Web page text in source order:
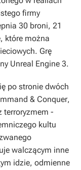
firmy
30 broni, 21
które można
Grę
Unreal Engine 3.
po stronie dwóch
& Conquer,
terroryzmem -
kultu
walczącym inne
idzie, odmienne